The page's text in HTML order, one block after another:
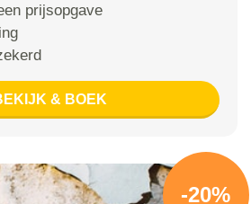
prijsopgave
& BOEK
-20%